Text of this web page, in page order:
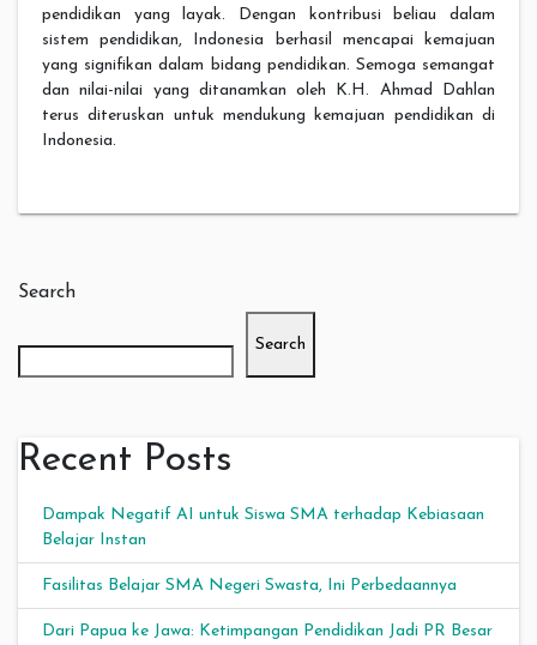
pendidikan yang layak. Dengan kontribusi beliau dalam
sistem pendidikan, Indonesia berhasil mencapai kemajuan
yang signifikan dalam bidang pendidikan. Semoga semangat
dan nilai-nilai yang ditanamkan oleh K.H. Ahmad Dahlan
terus diteruskan untuk mendukung kemajuan pendidikan di
Indonesia.
Search
Search
Recent Posts
Dampak Negatif AI untuk Siswa SMA terhadap Kebiasaan
Belajar Instan
Fasilitas Belajar SMA Negeri Swasta, Ini Perbedaannya
Dari Papua ke Jawa: Ketimpangan Pendidikan Jadi PR Besar